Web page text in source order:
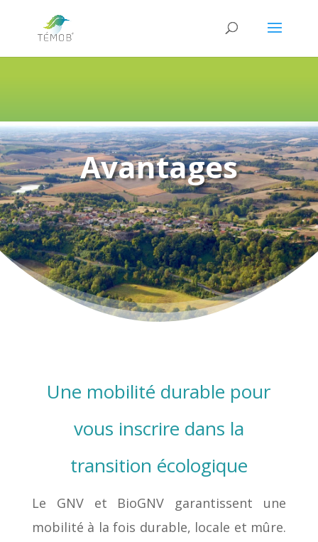
Avantages
Une mobilité durable pour
vous inscrire dans la
transition écologique
Le GNV et BioGNV garantissent une
mobilité à la fois durable, locale et mûre.